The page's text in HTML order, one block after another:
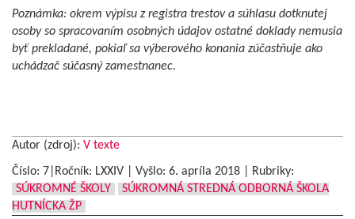
Poznámka: okrem výpisu z registra trestov a súhlasu dotknutej
osoby so spracovaním osobných údajov ostatné doklady nemusia
byť prekladané, pokiaľ sa výberového konania zúčastňuje ako
uchádzač súčasný zamestnanec.
Autor (zdroj): V texte
Číslo: 7|Ročník: LXXIV | Vyšlo: 6. apríla 2018
Rubriky:
SÚKROMNÉ ŠKOLY
SÚKROMNÁ STREDNÁ ODBORNÁ ŠKOLA
HUTNÍCKA ŽP